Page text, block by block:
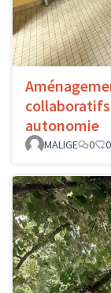
autonomie
MALIGE 0 0